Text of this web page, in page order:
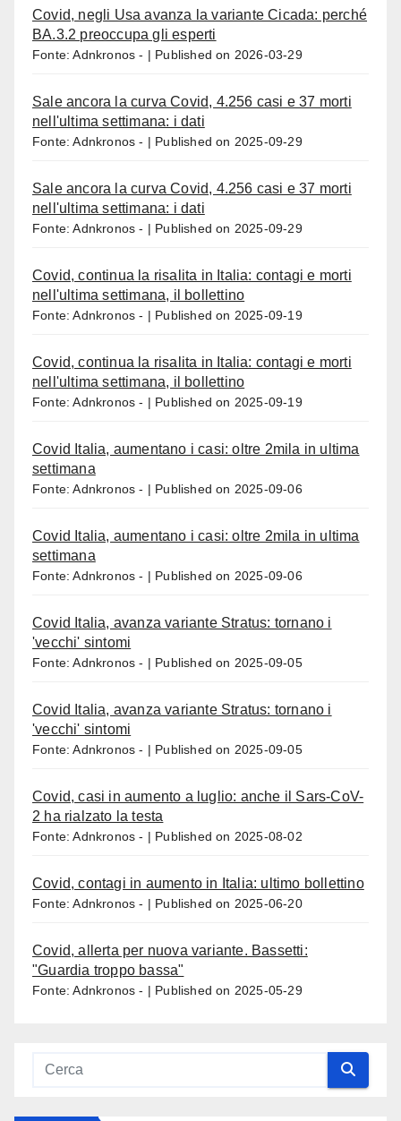
Covid, negli Usa avanza la variante Cicada: perché
BA.3.2 preoccupa gli esperti
Fonte: Adnkronos - Published on 2026-03-29
Sale ancora la curva Covid, 4.256 casi e 37 morti
nell'ultima settimana: i dati
Fonte: Adnkronos - Published on 2025-09-29
Sale ancora la curva Covid, 4.256 casi e 37 morti
nell'ultima settimana: i dati
Fonte: Adnkronos - Published on 2025-09-29
Covid, continua la risalita in Italia: contagi e morti
nell'ultima settimana, il bollettino
Fonte: Adnkronos - Published on 2025-09-19
Covid, continua la risalita in Italia: contagi e morti
nell'ultima settimana, il bollettino
Fonte: Adnkronos - Published on 2025-09-19
Covid Italia, aumentano i casi: oltre 2mila in ultima
settimana
Fonte: Adnkronos - Published on 2025-09-06
Covid Italia, aumentano i casi: oltre 2mila in ultima
settimana
Fonte: Adnkronos - Published on 2025-09-06
Covid Italia, avanza variante Stratus: tornano i
'vecchi' sintomi
Fonte: Adnkronos - Published on 2025-09-05
Covid Italia, avanza variante Stratus: tornano i
'vecchi' sintomi
Fonte: Adnkronos - Published on 2025-09-05
Covid, casi in aumento a luglio: anche il Sars-CoV-
2 ha rialzato la testa
Fonte: Adnkronos - Published on 2025-08-02
Covid, contagi in aumento in Italia: ultimo bollettino
Fonte: Adnkronos - Published on 2025-06-20
Covid, allerta per nuova variante. Bassetti:
"Guardia troppo bassa"
Fonte: Adnkronos - Published on 2025-05-29